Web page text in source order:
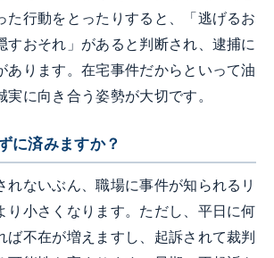
た行動をとったりすると、「逃げるお
すおそれ」があると判断され、逮捕に
あります。在宅事件だからといって油
実に向き合う姿勢が大切です。
に済みますか？
れないぶん、職場に事件が知られるリ
り小さくなります。ただし、平日に何
ば不在が増えますし、起訴されて裁判